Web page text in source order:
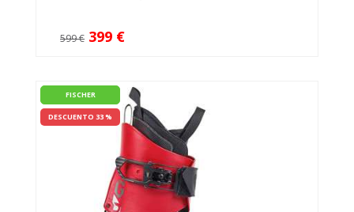
599 € 399 €
FISCHER
DESCUENTO 33 %